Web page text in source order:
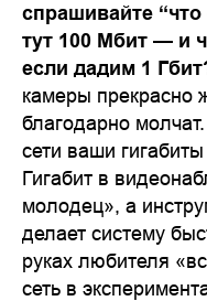
спрашивайте
тут 100 Мбит — и
если дадим 1
камеры прекрасно
благодарно
сети ваши
Гигабит в
молодец», а
делает систему
руках любителя
сеть в